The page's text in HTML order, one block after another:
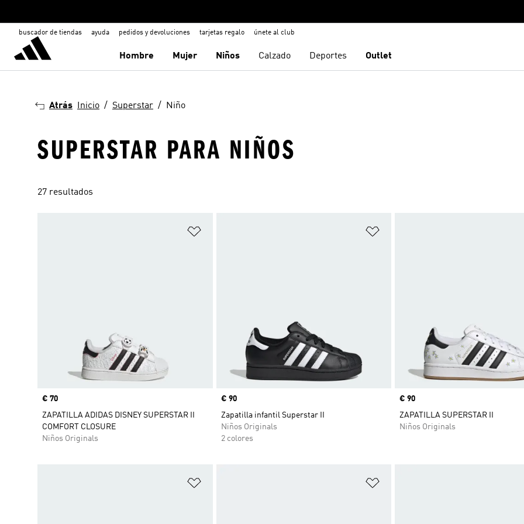
buscador de tiendas ayuda pedidos y devoluciones tarjetas regalo únete al club
Hombre Mujer Niños Calzado Deportes Outlet
Atrás Inicio Superstar Niño
SUPERSTAR PARA NIÑOS
27 resultados
Precio
€ 70
ZAPATILLA ADIDAS DISNEY SUPERSTAR II
COMFORT CLOSURE
Niños Originals
Precio
€ 90
Zapatilla infantil Superstar II
Niños Originals
2 colores
Precio
€ 90
ZAPATILLA SUPERSTAR II
Niños Originals